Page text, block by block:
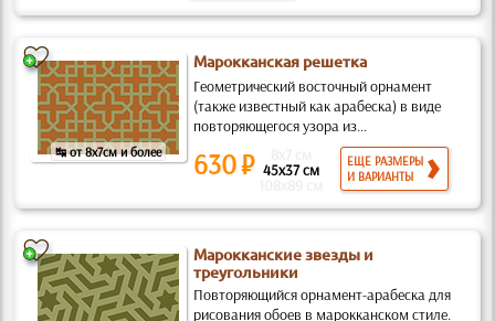
↹ от 8x7см и более
Марокканская решетка
Геометрический восточный орнамент
(также известный как арабеска) в виде
повторяющегося узора из...
630 ₽ 45x37 см
ЕЩЕ РАЗМЕРЫ
И ВАРИАНТЫ
Марокканские звезды и
треугольники
Повторяющийся орнамент-арабеска для
рисования обоев в марокканском стиле.